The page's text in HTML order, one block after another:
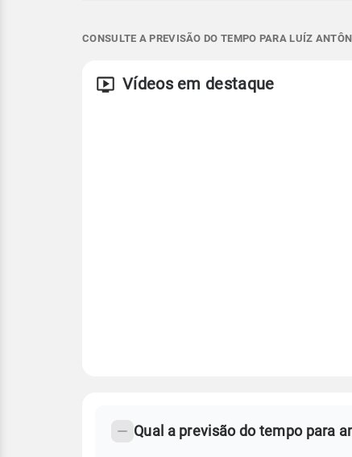
CONSULTE A PREVISÃO DO TEMPO PARA LUÍZ
Vídeos em destaque
Qual a previsão do tempo para